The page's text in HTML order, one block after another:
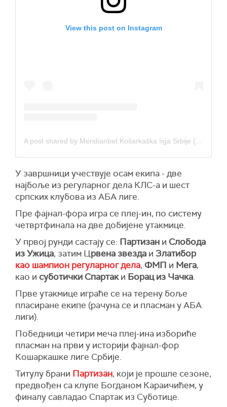
View this post on Instagram
У завршници учествује осам екипа - две
најбоље из регуларног дела КЛС-а и шест
српских клубова из АБА лиге.
Пре фајнал-фора игра се плеј-ин, по систему
четвртфинала на две добијене утакмице.
У првој рунди састају се: Партизан и Слобода
из Ужица, затим Црвена звезда и Златибор
као шампион регуларног дела, ФМП и Мега,
као и суботички Спартаки Борац из Чачка.
Прве утакмице играће се на терену боље
пласиране екипе (рачуна се и пласман у АБА
лиги).
Победници четири меча плеј-ина избориће
пласман на први у историји фајнал-фор
Кошаркашке лиге Србије.
Титулу брани Партизан, који је прошле сезоне,
предвођен са клупе Богданом Караичићем, у
финалу савладао Спартак из Суботице.